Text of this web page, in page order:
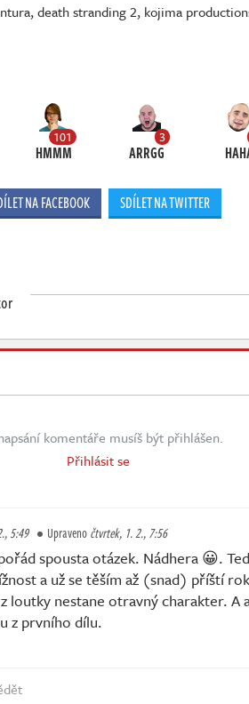
,death stranding 2, kojima
101
HMMM
3
ARRGG
NA FACEBOOK SDÍLET NA TWITTER
komentáře musíš být přihlášen.
Přihlásit se
5:49 Upravenočtvrtek, 1. 2., 7:56
spousta otázek. Nádhera 😀.
a už se těším až (snad) příští
loutky nestane otravný charakter. A
z prvního dílu.